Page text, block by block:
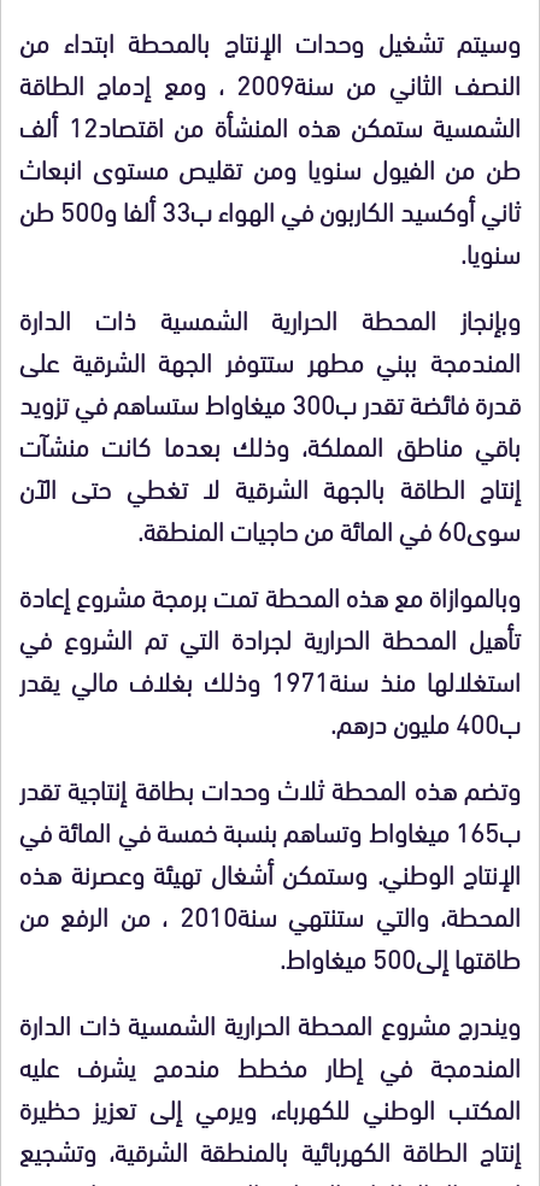
وسيتم تشغيل وحدات الإنتاج بالمحطة ابتداء من
النصف الثاني من سنة2009 ، ومع إدماج الطاقة
الشمسية ستمكن هذه المنشأة من اقتصاد12 ألف
طن من الفيول سنويا ومن تقليص مستوى انبعاث
ثاني أوكسيد الكاربون في الهواء ب33 ألفا و500 طن
سنويا.
وبإنجاز المحطة الحرارية الشمسية ذات الدارة
المندمجة ببني مطهر ستتوفر الجهة الشرقية على
قدرة فائضة تقدر ب300 ميغاواط ستساهم في تزويد
باقي مناطق المملكة، وذلك بعدما كانت منشآت
إنتاج الطاقة بالجهة الشرقية لا تغطي حتى الآن
سوى60 في المائة من حاجيات المنطقة.
وبالموازاة مع هذه المحطة تمت برمجة مشروع إعادة
تأهيل المحطة الحرارية لجرادة التي تم الشروع في
استغلالها منذ سنة1971 وذلك بغلاف مالي يقدر
ب400 مليون درهم.
وتضم هذه المحطة ثلاث وحدات بطاقة إنتاجية تقدر
ب165 ميغاواط وتساهم بنسبة خمسة في المائة في
الإنتاج الوطني. وستمكن أشغال تهيئة وعصرنة هذه
المحطة، والتي ستنتهي سنة2010 ، من الرفع من
طاقتها إلى500 ميغاواط.
ويندرج مشروع المحطة الحرارية الشمسية ذات الدارة
المندمجة في إطار مخطط مندمج يشرف عليه
المكتب الوطني للكهرباء، ويرمي إلى تعزيز حظيرة
إنتاج الطاقة الكهربائية بالمنطقة الشرقية، وتشجيع